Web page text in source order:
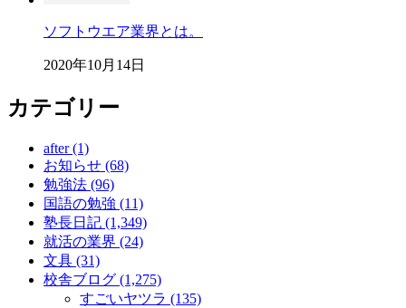
ソフトウエア業界とは。
2020年10月14日
カテゴリー
after (1)
お知らせ (68)
勉強法 (96)
国語の勉強 (11)
塾長日記 (1,349)
就活の業界 (24)
文具 (31)
校舎ブログ (1,275)
すごいヤツラ (135)